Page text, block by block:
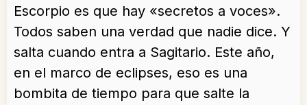
Escorpio es que hay «secretos a voces».
Todos saben una verdad que nadie dice. Y
salta cuando entra a Sagitario. Este año,
en el marco de eclipses, eso es una
bombita de tiempo para que salte la